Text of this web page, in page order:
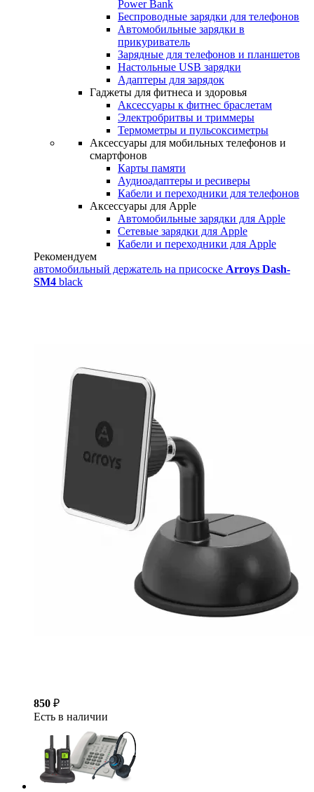
Power Bank
Беспроводные зарядки для телефонов
Автомобильные зарядки в
прикуриватель
Зарядные для телефонов и планшетов
Настольные USB зарядки
Адаптеры для зарядок
Гаджеты для фитнеса и здоровья
Аксессуары к фитнес браслетам
Электробритвы и триммеры
Термометры и пульсоксиметры
Аксессуары для мобильных телефонов и
смартфонов
Карты памяти
Аудиоадаптеры и ресиверы
Кабели и переходники для телефонов
Аксессуары для Apple
Автомобильные зарядки для Apple
Сетевые зарядки для Apple
Кабели и переходники для Apple
Рекомендуем
автомобильный держатель на присоске Arroys Dash-
SM4 black
850 ₽
Есть в наличии